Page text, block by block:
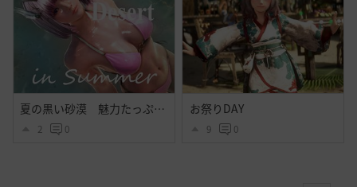
夏の黒い砂漠 魅力たっぷりシトラス衣装のｓｓ その２
2 0
お祭りDAY
9 0